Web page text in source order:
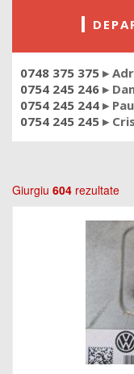
0748 375 375 ▸
0754 245 246 ▸
0754 245 244 ▸
0754 245 245 ▸
Giurgiu 604 rezultate